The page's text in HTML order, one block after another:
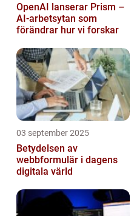
OpenAI lanserar Prism –
AI-arbetsytan som
förändrar hur vi forskar
03 september 2025
Betydelsen av
webbformulär i dagens
digitala värld